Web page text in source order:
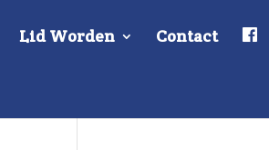
Lid Worden Contact
k